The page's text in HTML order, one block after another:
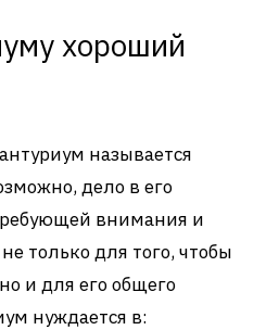
хороший
называется
дело в его
внимания и
только для того, чтобы
и для его общего
нуждается в: